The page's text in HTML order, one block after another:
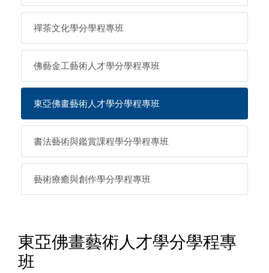
禪茶文化學分學程專班
佛藝金工藝術人才學分學程專班
東亞佛畫藝術人才學分學程專班
書法藝術與鑑賞課程學分學程專班
藝術療癒與創作學分學程專班
東亞佛畫藝術人才學分學程專
班